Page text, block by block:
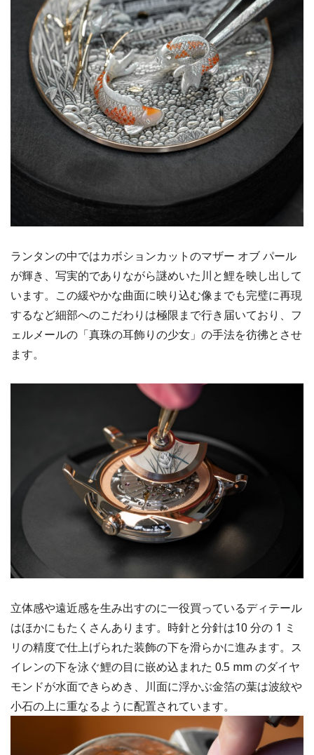
ランタンの中ではカボションカットのマザー オブ パール
が輝き、写実的でありながら謎めいた川と鯉を映し出して
います。この緩やかな曲面に映り込む像までも完璧に再現
するなど細部へのこだわりは極限まで行き届いており、フ
ェルメールの「真珠の耳飾りの少女」の手法を彷彿とさせ
ます。
立体感や遠近感を生み出すのに一役買っているディテール
はほかにもたくさんあります。時針と分針は10 分の 1 ミ
リの精度で仕上げられた装飾の下を滑らかに進みます。ス
イレンの下を泳ぐ鯉の目に嵌め込まれた 0.5 mm のダイヤ
モンドが水面できらめき、川面に浮かぶ金箔の葉は波紋や
小石の上に重なるように配置されています。